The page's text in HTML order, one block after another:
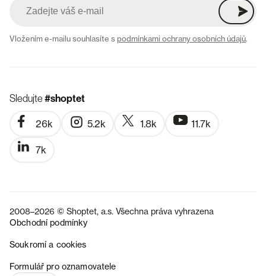
Vložením e-mailu souhlasíte spodmínkami ochrany osobních údajů.
Sledujte#shoptet
26k 5.2k 1.8k 11.7k
7k
2008–2026 © Shoptet, a.s. Všechna práva vyhrazena
Obchodní podmínky
Soukromí a cookies
Formulář pro oznamovatele